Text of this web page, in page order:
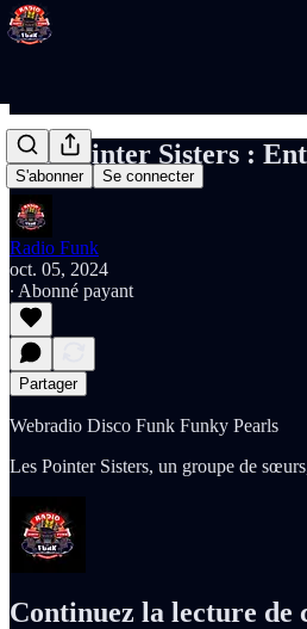
S'abonner Se connecter
Les Pointer Sisters :
Radio Funk
oct. 05, 2024
∙ Abonné payant
Partager
Webradio Disco Funk Funky Pearls
Les Pointer Sisters, un groupe de
Continuez la lecture